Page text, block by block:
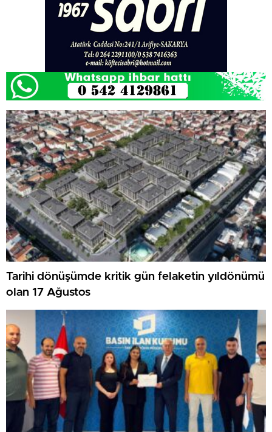
Tarihi dönüşümde kritik gün felaketin yıldönümü
olan 17 Ağustos